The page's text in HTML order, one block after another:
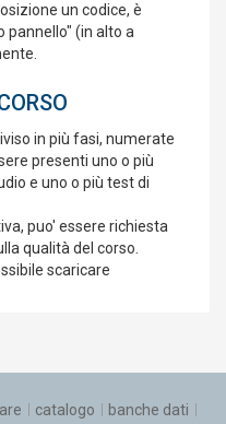
un codice, è
pannello" (in alto a
in più fasi, numerate
presenti uno o più
e uno o più test di
puo' essere richiesta
qualità del corso.
scaricare
catalogo banche dati